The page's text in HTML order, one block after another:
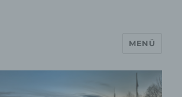
Porten Beratung
MENÜ